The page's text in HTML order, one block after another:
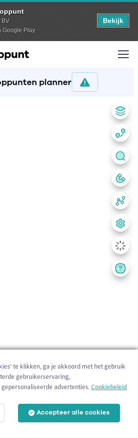
BV
Google Play
Bekijk
planner
te klikken, ga je akkoord met het gebruik
gebruikerservaring,
advertenties.Cookiebeleid
Accepteer alle cookies